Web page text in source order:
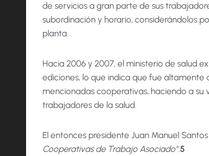
de servicios a gran parte de sus
subordinación y horario, considerándolos
planta.
Hacia 2006 y 2007, el ministerio de salud
ediciones, lo que indica que fue altamente
mencionadas cooperativas, haciendo a
trabajadores de la salud.
El entonces presidente Juan Manuel Santos
Cooperativas de Trabajo Asociado”.5